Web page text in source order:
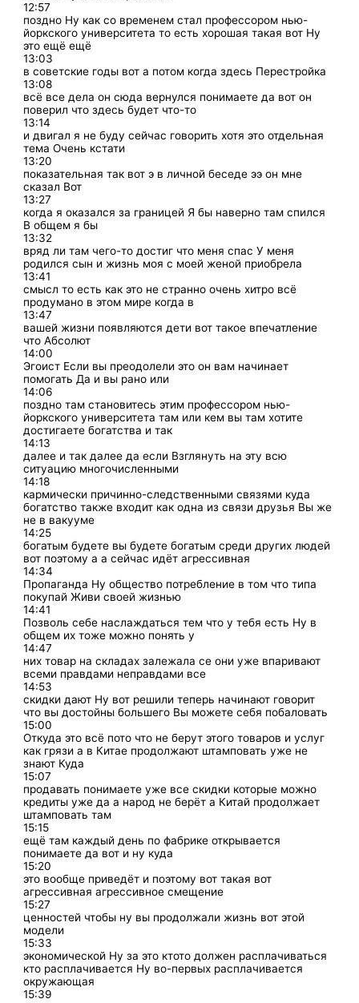
12:57
поздно Ну как со временем стал профессором нью-
йоркского университета то есть хорошая такая вот Ну
это ещё ещё
13:03
в советские годы вот а потом когда здесь Перестройка
13:08
всё все дела он сюда вернулся понимаете да вот он
поверил что здесь будет что-то
13:14
и двигал я не буду сейчас говорить хотя это отдельная
тема Очень кстати
13:20
показательная так вот э в личной беседе ээ он мне
сказал Вот
13:27
когда я оказался за границей Я бы наверно там спился
В общем я бы
13:32
вряд ли там чего-то достиг что меня спас У меня
родился сын и жизнь моя с моей женой приобрела
13:41
смысл то есть как это не странно очень хитро всё
продумано в этом мире когда в
13:47
вашей жизни появляются дети вот такое впечатление
что Абсолют
14:00
Эгоист Если вы преодолели это он вам начинает
помогать Да и вы рано или
14:06
поздно там становитесь этим профессором нью-
йоркского университета там или кем вы там хотите
достигаете богатства и так
14:13
далее и так далее да если Взглянуть на эту всю
ситуацию многочисленными
14:18
кармически причинно-следственными связями куда
богатство также входит как одна из связи друзья Вы же
не в вакууме
14:25
богатым будете вы будете богатым среди других людей
вот поэтому а а сейчас идёт агрессивная
14:34
Пропаганда Ну общество потребление в том что типа
покупай Живи своей жизнью
14:41
Позволь себе наслаждаться тем что у тебя есть Ну в
общем их тоже можно понять у
14:47
них товар на складах залежала се они уже впаривают
всеми правдами неправдами все
14:53
скидки дают Ну вот решили теперь начинают говорит
что вы достойны большего Вы можете себя побаловать
15:00
Откуда это всё пото что не берут этого товаров и услуг
как грязи а в Китае продолжают штамповать уже не
знают Куда
15:07
продавать понимаете уже все скидки которые можно
кредиты уже да а народ не берёт а Китай продолжает
штамповать там
15:15
ещё там каждый день по фабрике открывается
понимаете да вот и ну куда
15:20
это вообще приведёт и поэтому вот такая вот
агрессивная агрессивное смещение
15:27
ценностей чтобы ну вы продолжали жизнь вот этой
модели
15:33
экономической Ну за это ктото должен расплачиваться
кто расплачивается Ну во-первых расплачивается
окружающая
15:39